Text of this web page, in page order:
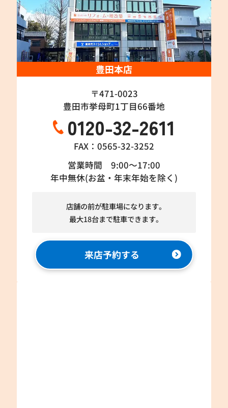
豊田本店
〒471-0023
豊田市挙母町1丁目66番地
0120-32-2611
FAX：0565-32-3252
営業時間 9:00～17:00
年中無休(お盆・年末年始を除く)
店舗の前が駐車場になります。
最大18台まで駐車できます。
来店予約する